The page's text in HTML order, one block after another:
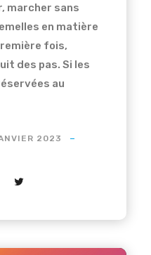
marcher sans
en matière
fois,
des pas. Si les
au
2023